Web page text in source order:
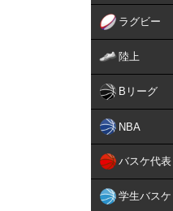
ラグビー
陸上
Bリーグ
NBA
バスケ代表
学生バスケ